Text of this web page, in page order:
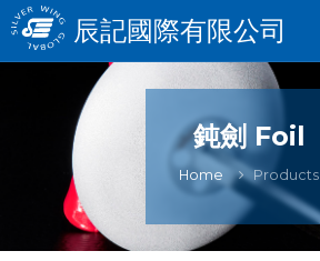
辰記國際有限公司
鈍劍 Foil
Home Products